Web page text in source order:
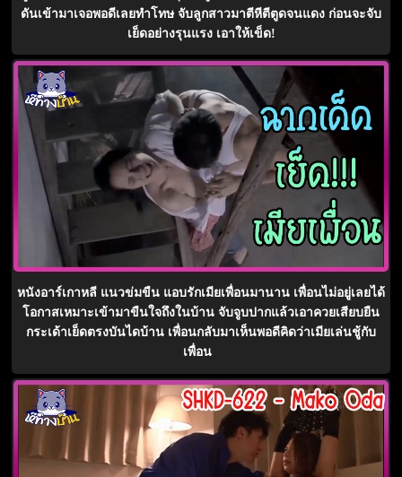
ดันเข้ามาเจอพอดีเลยทำโทษ จับลูกสาวมาตีหีตีตูดจนแดง ก่อนจะจับ
เย็ดอย่างรุนแรง เอาให้เข็ด!
หนังอาร์เกาหลี แนวข่มขืน แอบรักเมียเพื่อนมานาน เพื่อนไม่อยู่เลยได้
โอกาสเหมาะเข้ามาขืนใจถึงในบ้าน จับจูบปากแล้วเอาควยเสียบยืน
กระเด้าเย็ดตรงบันไดบ้าน เพื่อนกลับมาเห็นพอดีคิดว่าเมียเล่นชู้กับ
เพื่อน